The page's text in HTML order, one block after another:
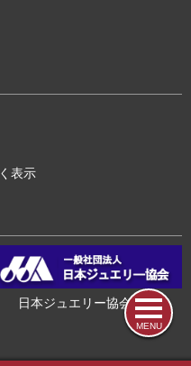
MENU
表示
日本ジュエリー協会会員